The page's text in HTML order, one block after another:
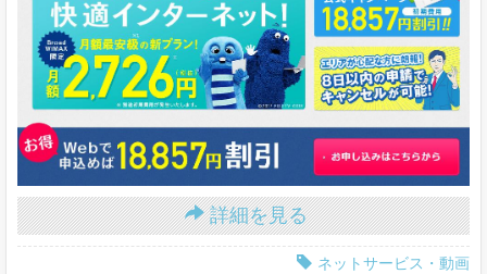
詳細を見る
ネットサービス・動画